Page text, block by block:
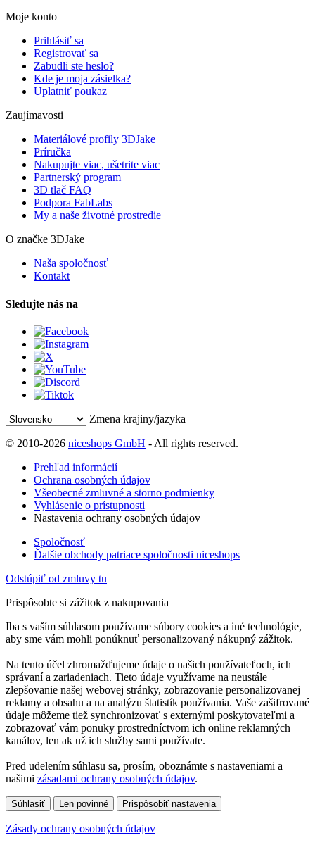
Moje konto
Prihlásiť sa
Registrovať sa
Zabudli ste heslo?
Kde je moja zásielka?
Uplatniť poukaz
Zaujímavosti
Materiálové profily 3DJake
Príručka
Nakupujte viac, ušetrite viac
Partnerský program
3D tlač FAQ
Podpora FabLabs
My a naše životné prostredie
O značke 3DJake
Naša spoločnosť
Kontakt
Sledujte nás na
Zmena krajiny/jazyka
© 2010-2026 niceshops GmbH - All rights reserved.
Prehľad informácií
Ochrana osobných údajov
Všeobecné zmluvné a storno podmienky
Vyhlásenie o prístupnosti
Nastavenia ochrany osobných údajov
Spoločnosť
Ďalšie obchody patriace spoločnosti niceshops
Odstúpiť od zmluvy tu
Prispôsobte si zážitok z nakupovania
Iba s vaším súhlasom používame súbory cookies a iné technológie,
aby sme vám mohli ponúknuť personalizovaný nákupný zážitok.
Na tento účel zhromažďujeme údaje o našich používateľoch, ich
správaní a zariadeniach. Tieto údaje využívame na neustále
zlepšovanie našej webovej stránky, zobrazovanie personalizovanej
reklamy a obsahu a na analýzu štatistík používania. Vaše zašifrované
údaje môžeme tiež synchronizovať s externými poskytovateľmi a
zobrazovať vám ponuky prostredníctvom ich online reklamných
kanálov, len ak už ich služby sami používate.
Pred udelením súhlasu sa, prosím, oboznámte s nastaveniami a
našimi zásadami ochrany osobných údajov.
Súhlasiť Len povinné Prispôsobiť nastavenia
Zásady ochrany osobných údajov